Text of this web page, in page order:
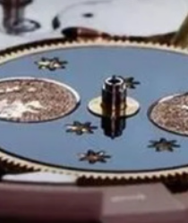
写字楼9层902室（需提前
球金融中心写字楼（芙蓉
层2905室（需提前预约）
心（品牌授权店）3层整层
心（品牌授权店）1层整层
（品牌授权店）1层整层
）C座17层17-B（需
室（需提前预约）
写字楼29层03室（需提前